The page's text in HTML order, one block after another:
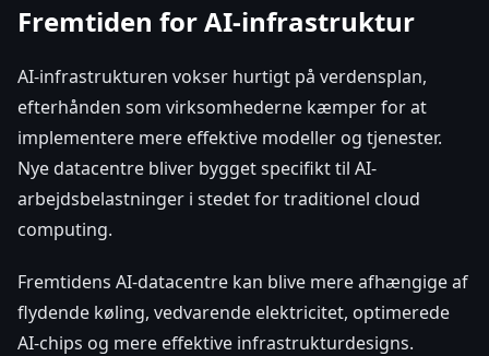
Fremtiden for AI-infrastruktur
AI-infrastrukturen vokser hurtigt på verdensplan,
efterhånden som virksomhederne kæmper for at
implementere mere effektive modeller og tjenester.
Nye datacentre bliver bygget specifikt til AI-
arbejdsbelastninger i stedet for traditionel cloud
computing.
Fremtidens AI-datacentre kan blive mere afhængige af
flydende køling, vedvarende elektricitet, optimerede
AI-chips og mere effektive infrastrukturdesigns.